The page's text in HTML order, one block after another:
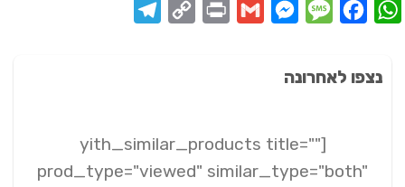
WhatsApp
Facebook
Message
Messenger
Gmail
Print
Copy
Telegram
נצפו לאחרונה
[yith_similar_products title=""
prod_type="viewed" similar_type="both"